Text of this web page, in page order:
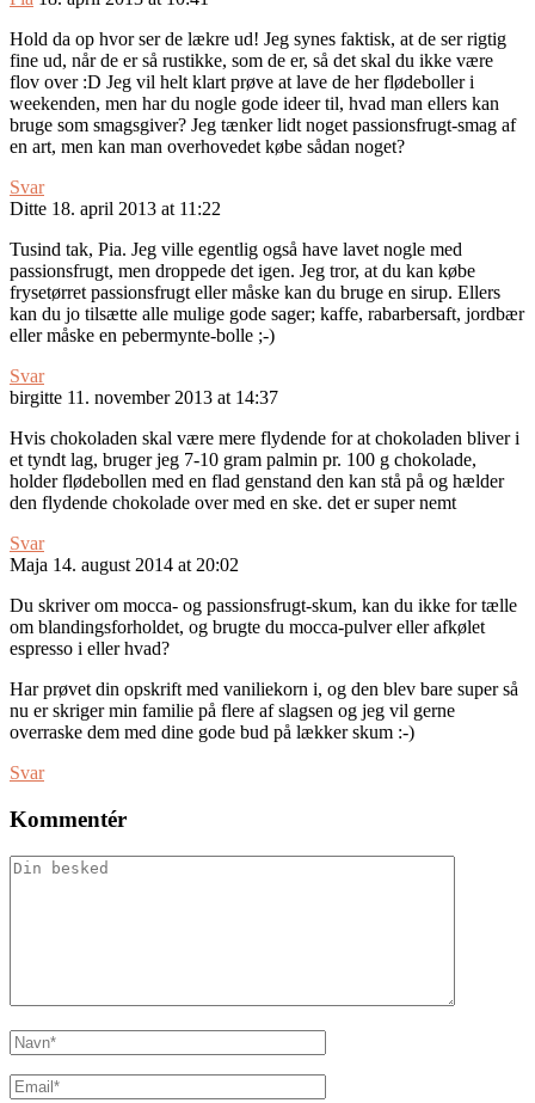
Hold da op hvor ser de lækre ud! Jeg synes faktisk, at de ser rigtig
fine ud, når de er så rustikke, som de er, så det skal du ikke være
flov over :D Jeg vil helt klart prøve at lave de her flødeboller i
weekenden, men har du nogle gode ideer til, hvad man ellers kan
bruge som smagsgiver? Jeg tænker lidt noget passionsfrugt-smag af
en art, men kan man overhovedet købe sådan noget?
Svar
Ditte 18. april 2013 at 11:22
Tusind tak, Pia. Jeg ville egentlig også have lavet nogle med
passionsfrugt, men droppede det igen. Jeg tror, at du kan købe
frysetørret passionsfrugt eller måske kan du bruge en sirup. Ellers
kan du jo tilsætte alle mulige gode sager; kaffe, rabarbersaft, jordbær
eller måske en pebermynte-bolle ;-)
Svar
birgitte 11. november 2013 at 14:37
Hvis chokoladen skal være mere flydende for at chokoladen bliver i
et tyndt lag, bruger jeg 7-10 gram palmin pr. 100 g chokolade,
holder flødebollen med en flad genstand den kan stå på og hælder
den flydende chokolade over med en ske. det er super nemt
Svar
Maja 14. august 2014 at 20:02
Du skriver om mocca- og passionsfrugt-skum, kan du ikke for tælle
om blandingsforholdet, og brugte du mocca-pulver eller afkølet
espresso i eller hvad?
Har prøvet din opskrift med vaniliekorn i, og den blev bare super så
nu er skriger min familie på flere af slagsen og jeg vil gerne
overraske dem med dine gode bud på lækker skum :-)
Svar
Kommentér